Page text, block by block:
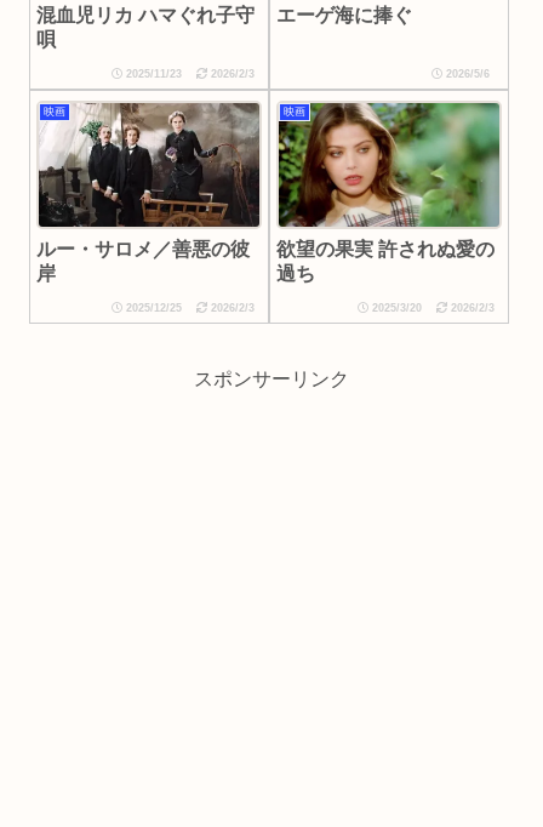
混血児リカ ハマぐれ子守
唄
2025/11/23 2026/2/3
エーゲ海に捧ぐ
2026/5/6
映画
ルー・サロメ／善悪の彼
岸
2025/12/25 2026/2/3
映画
欲望の果実 許されぬ愛の
過ち
2025/3/20 2026/2/3
スポンサーリンク